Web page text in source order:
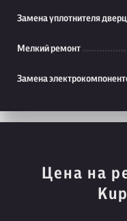
Замена уплотнителя
Мелкий ремонт
Замена
Цена на